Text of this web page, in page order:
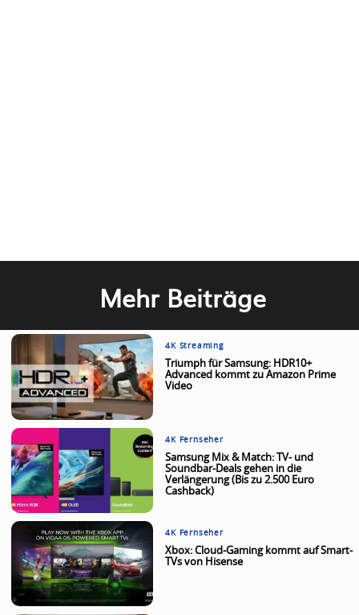
Mehr Beiträge
4K Streaming
Triumph für Samsung: HDR10+
Advanced kommt zu Amazon Prime
Video
4K Fernseher
Samsung Mix & Match: TV- und
Soundbar-Deals gehen in die
Verlängerung (Bis zu 2.500 Euro
Cashback)
4K Fernseher
Xbox: Cloud-Gaming kommt auf Smart-
TVs von Hisense